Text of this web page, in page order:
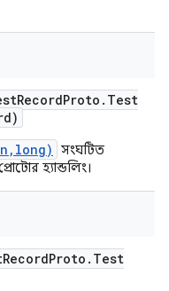
RecordProto . Test
সংঘটিত
হ্যান্ডলিং।
RecordProto . Test